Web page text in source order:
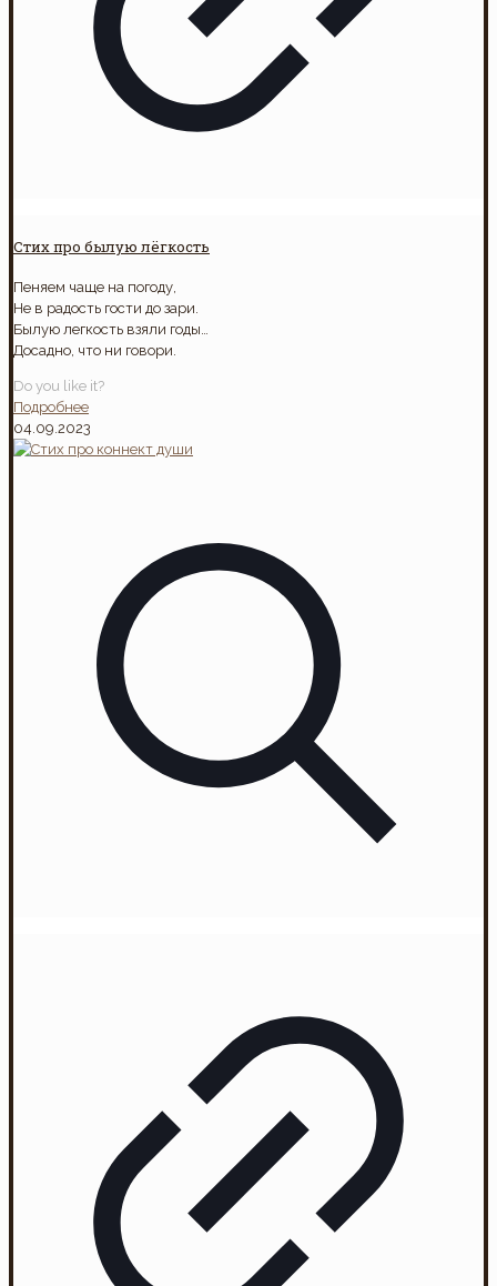
Стих про былую лёгкость
Пеняем чаще на погоду,
Не в радость гости до зари.
Былую легкость взяли годы…
Досадно, что ни говори.
Do you like it?
Подробнее
04.09.2023